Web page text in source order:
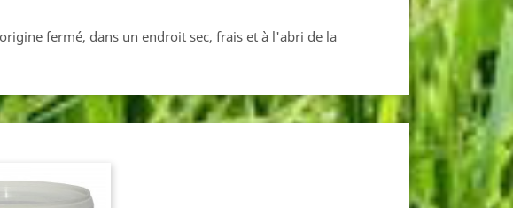
fermé, dans un endroit sec, frais et à l'abri de la